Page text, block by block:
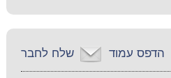
שלח לחבר הדפס עמוד